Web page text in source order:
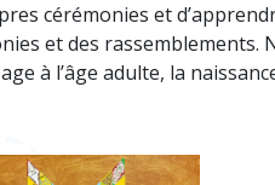
cérémonies et
et des rassemblements.
à l’âge adulte, la